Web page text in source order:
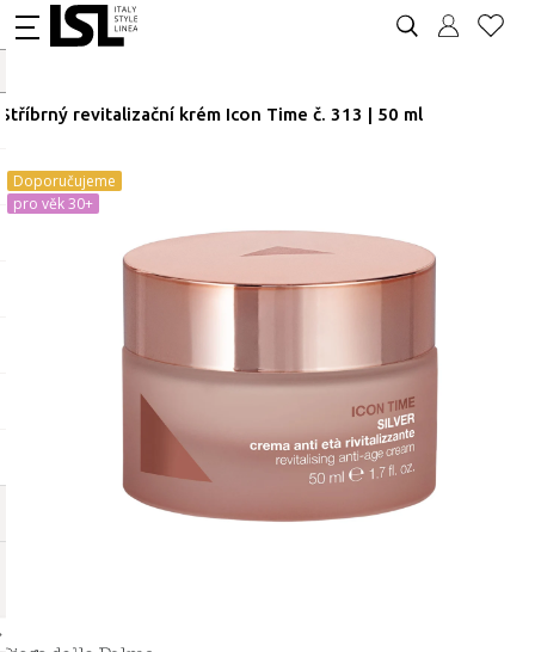
Stříbrný revitalizační krém Icon Time č. 313 | 50 ml
Doporučujeme
pro věk 30+